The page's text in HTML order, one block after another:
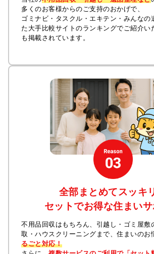
多くのお客様からのご支持のおかげで、
ゴミナビ・タスクル・エキテン・みんなの
た大手比較サイトのランキングでご紹介い
も掲載されています。
全部まとめてスッキ
セットでお得な住まいサ
不用品回収はもちろん、引越し・ゴミ屋敷
取・ハウスクリーニングまで、住まいのお
るごと対応！